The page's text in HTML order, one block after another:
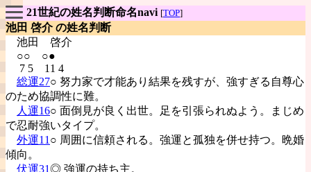
21世紀の姓名判断命名navi [TOP]
池田 啓介 の姓名判断
池田 啓介
○○ ○●
7 5 11 4
総運27○ 努力家で才能あり結果を残すが、強すぎる自尊心
のため協調性に難。
人運16○ 面倒見が良く出世。足を引張られぬよう。まじめ
で忍耐強いタイプ。
外運11 ○ 周囲に信頼される。強運と孤独を併せ持つ。晩婚
傾向。
伏運31◎ 強運の持ち主。